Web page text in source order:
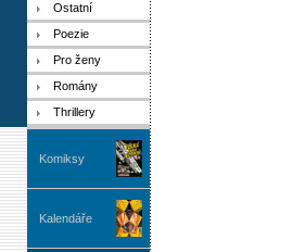
Ostatní
Poezie
Pro ženy
Romány
Thrillery
Komiksy
Kalendáře